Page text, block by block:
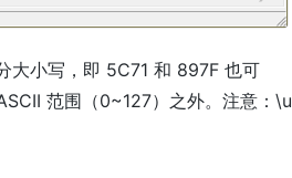
大小写，即 5C71 和 897F 也可
范围（0~127）之外。注意：\u